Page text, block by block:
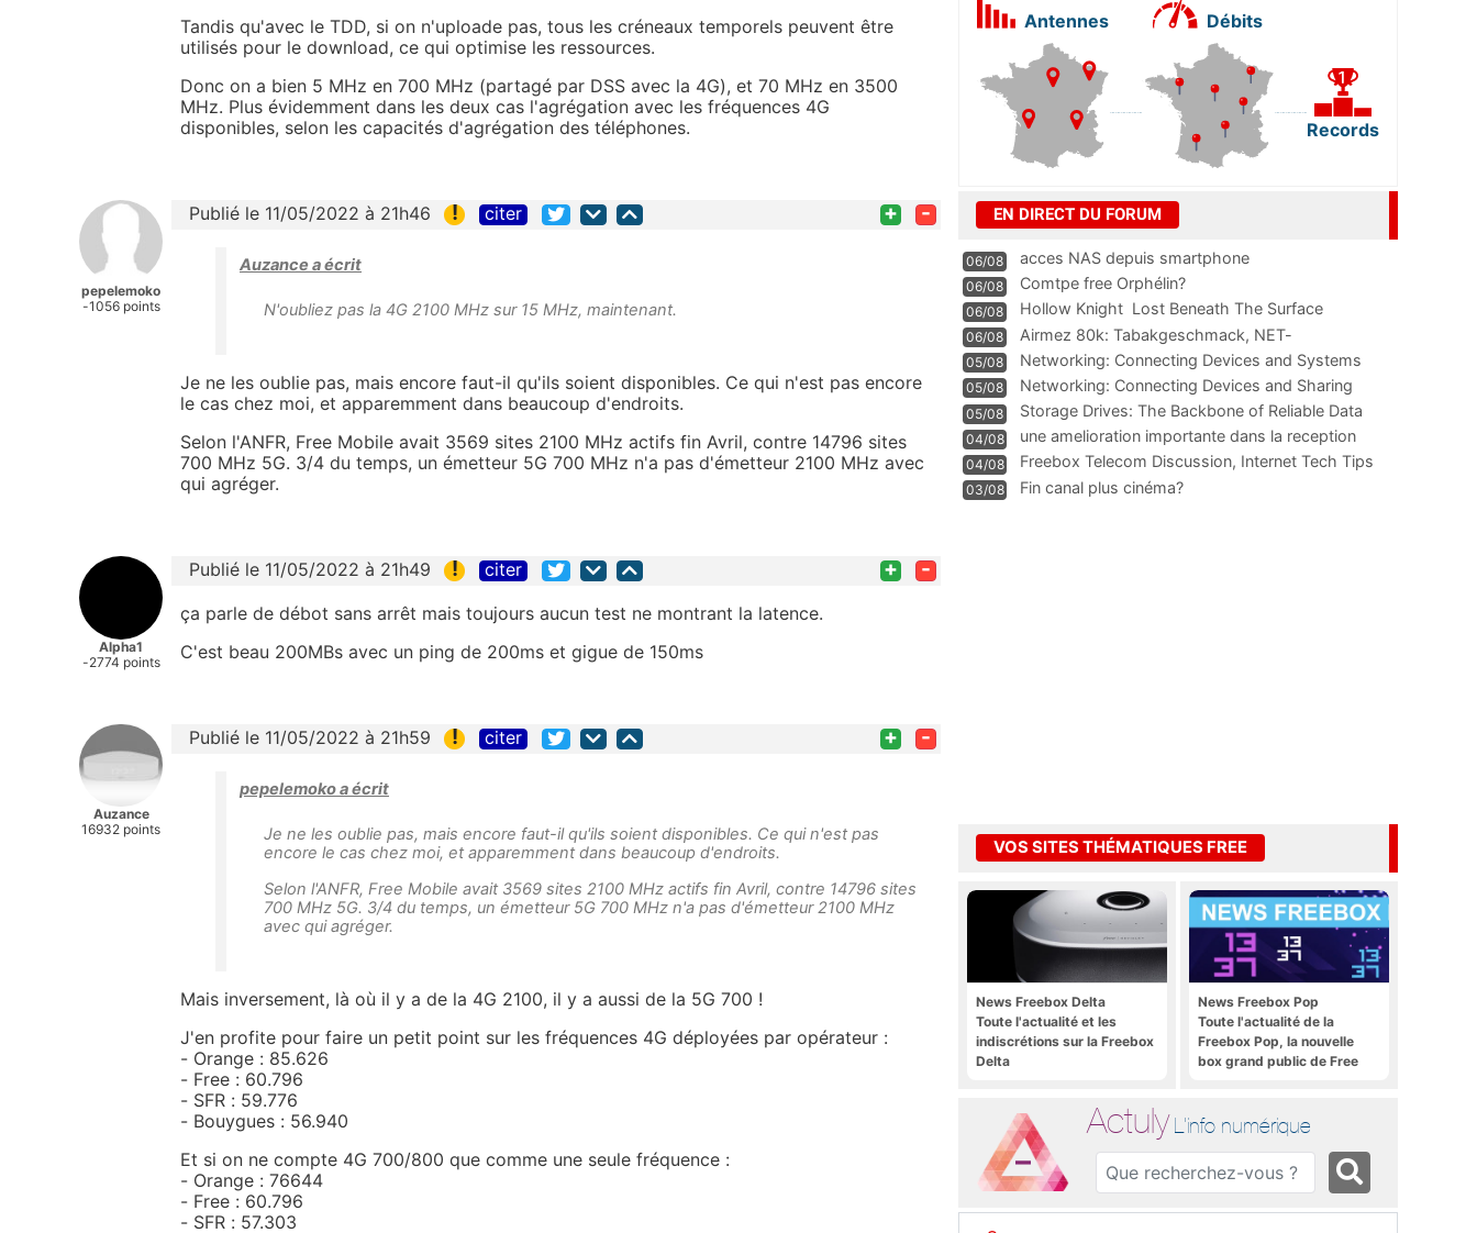
Tandis qu'avec le TDD, si on n'uploade pas, tous les créneaux temporels peuvent être
utilisés pour le download, ce qui optimise les ressources.
Donc on a bien 5 MHz en 700 MHz (partagé par DSS avec la 4G), et 70 MHz en 3500
MHz. Plus évidemment dans les deux cas l'agrégation avec les fréquences 4G
disponibles, selon les capacités d'agrégation des téléphones.
pepelemoko
-1056 points
Publié le 11/05/2022 à 21h46 ! citer + -
Auzance a écrit
N'oubliez pas la 4G 2100 MHz sur 15 MHz, maintenant.
Je ne les oublie pas, mais encore faut-il qu'ils soient disponibles. Ce qui n'est pas encore
le cas chez moi, et apparemment dans beaucoup d'endroits.
Selon l'ANFR, Free Mobile avait 3569 sites 2100 MHz actifs fin Avril, contre 14796 sites
700 MHz 5G. 3/4 du temps, un émetteur 5G 700 MHz n'a pas d'émetteur 2100 MHz avec
qui agréger.
Alpha1
-2774 points
Publié le 11/05/2022 à 21h49 ! citer + -
ça parle de débot sans arrêt mais toujours aucun test ne montrant la latence.
C'est beau 200MBs avec un ping de 200ms et gigue de 150ms
Auzance
16932 points
Publié le 11/05/2022 à 21h59 ! citer + -
pepelemoko a écrit
Je ne les oublie pas, mais encore faut-il qu'ils soient disponibles. Ce qui n'est pas
encore le cas chez moi, et apparemment dans beaucoup d'endroits.
Selon l'ANFR, Free Mobile avait 3569 sites 2100 MHz actifs fin Avril, contre 14796 sites
700 MHz 5G. 3/4 du temps, un émetteur 5G 700 MHz n'a pas d'émetteur 2100 MHz
avec qui agréger.
Mais inversement, là où il y a de la 4G 2100, il y a aussi de la 5G 700 !
J'en profite pour faire un petit point sur les fréquences 4G déployées par opérateur :
- Orange : 85.626
- Free : 60.796
- SFR : 59.776
- Bouygues : 56.940
Et si on ne compte 4G 700/800 que comme une seule fréquence :
- Orange : 76644
- Free : 60.796
- SFR : 57.303
Antennes Débits
Records
EN DIRECT DU FORUM
06/08 acces NAS depuis smartphone
06/08 Comtpe free Orphélin?
06/08 Hollow Knight  Lost Beneath The Surface
06/08
Airmez 80k: Tabakgeschmack, NET-
Technologie und Leistung im
05/08 Networking: Connecting Devices and Systems
05/08
Networking: Connecting Devices and Sharing
Information
05/08
Storage Drives: The Backbone of Reliable Data
Management
04/08
une amelioration importante dans la reception
WIFI
04/08
Freebox Telecom Discussion, Internet Tech Tips
Communi
03/08 Fin canal plus cinéma?
VOS SITES THÉMATIQUES FREE
News Freebox Delta
Toute l'actualité et les
indiscrétions sur la Freebox
Delta
News Freebox Pop
Toute l'actualité de la
Freebox Pop, la nouvelle
box grand public de Free
Actuly L'info numérique